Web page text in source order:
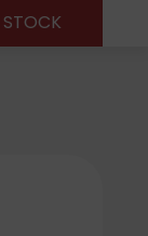
STOCK